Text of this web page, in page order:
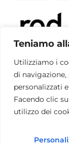
Teniamo
Utilizziamo i
di
personalizzati
Facendo clic
utilizzo dei
"finanziato
"Finanziato
autori e non